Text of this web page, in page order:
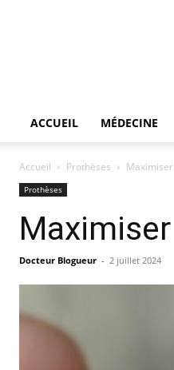
ACCUEIL MÉDECINE
Accueil Prothèses
Prothèses
Docteur Blogueur - 2 juillet 2024